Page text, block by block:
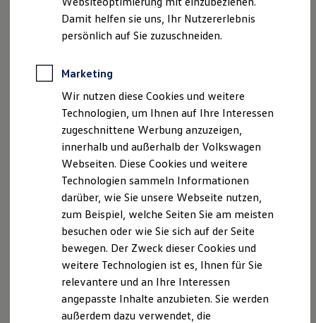
Elektrofahrzeugkonzepte
ID. EVERY1
Reichweite
Rekuperation
Laden unterwegs
Laden Zuhause
Ladestationen finden
Ladezeitensimulator
Batterie
Sicherheit
Nachhaltigkeit
Technologie
Kosten und Kauf
Verbrauchskosten
Kaufoptionen
E-Auto-Förderung
Software und Konnektivität
Die ID. Software 6
ID. Software Versionen und Updates
Digitale Extras
Schnittstellen zu Ihrem ID.
speziellen Zapfsäulen an Tankstellen oder fragen
Sie gern Ihren VolkswagenPartner.
Der AdBlue®
unterwegs ist, muss öfter nachfüllen.
Auf nahezu jede Temperatur vorbereitet:
Ein automatisches Heizsystem sorgt dafür, dass
AdBlue®die notwendige Betriebstemperatur hat.
Wichtig: Füllen Sie kein Frostschutzmittel oder
andere Flüssigkeiten in den AdBlue®-Tank.
Damit helfen sie uns, Ihr Nutzererlebnis
persönlich auf Sie zuzuschneiden.
Marketing
Wir nutzen diese Cookies und weitere
Technologien, um Ihnen auf Ihre Interessen
zugeschnittene Werbung anzuzeigen,
innerhalb und außerhalb der Volkswagen
Webseiten. Diese Cookies und weitere
Technologien sammeln Informationen
darüber, wie Sie unsere Webseite nutzen,
zum Beispiel, welche Seiten Sie am meisten
besuchen oder wie Sie sich auf der Seite
bewegen. Der Zweck dieser Cookies und
weitere Technologien ist es, Ihnen für Sie
relevantere und an Ihre Interessen
angepasste Inhalte anzubieten. Sie werden
außerdem dazu verwendet, die